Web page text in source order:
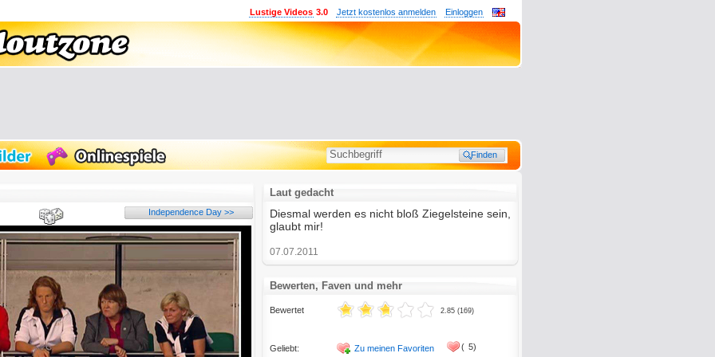
Einloggen
Jetzt kostenlos anmelden
Lustige Videos 3.0
Independence Day >>
Laut gedacht
Diesmal werden es nicht bloß Ziegelsteine sein,
glaubt mir!
07.07.2011
Bewerten, Faven und mehr
Bewertet
Geliebt:
2.85 (169)
Zu meinen Favoriten
( 5)